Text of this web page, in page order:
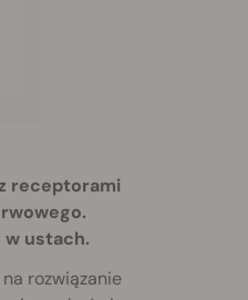
receptorami
w ustach.
rozwiązanie